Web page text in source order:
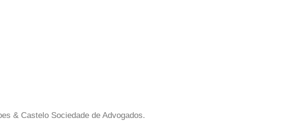
& Castelo Sociedade de Advogados.